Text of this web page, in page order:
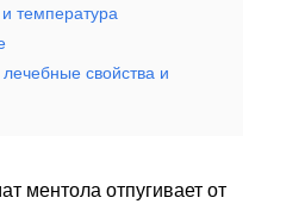
температура
свойства и
ментола отпугивает от